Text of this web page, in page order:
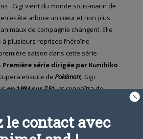
: Gigi vient du monde sous-marin de
tête arbore un cœur et non plus
de compagnie changent. Elle
à plusieurs reprises l’héroïne
saison dans cette série
Première série dirigée par Kunihiko
ensuite de Pokémon), Gigi
en 1984 sur TF1, et connaîtra de
en DVD par Kazé, la série est
à moins qu’un éditeur ne lui
le contact avec